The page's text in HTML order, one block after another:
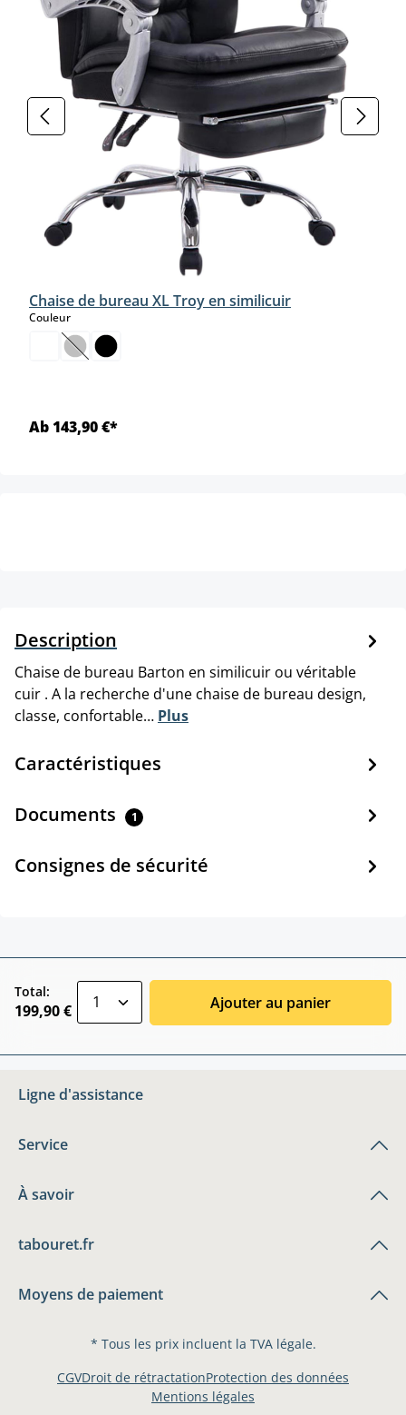
Chaise de bureau XL Troy en similicuir
Couleurselect
(Cette option n'est pas disponible pour le moment.)
Ab 143,90 €*
Description
Chaise de bureau Barton en similicuir ou véritable
cuir . A la recherche d'une chaise de bureau design,
classe, confortable… Plus
Caractéristiques
Documents 1
Consignes de sécurité
Total:
199,90 € Ajouter au panier
Ligne d'assistance
Service
À savoir
tabouret.fr
Moyens de paiement
* Tous les prix incluent la TVA légale.
CGVDroit de rétractationProtection des données
Mentions légales